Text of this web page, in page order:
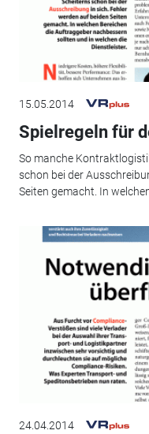
15.05.2014
Spielregeln für
So manche
schon bei der
Seiten gemacht. In
24.04.2014